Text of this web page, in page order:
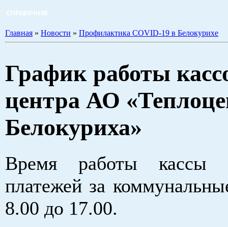
СПРАВОЧНОЕ
Главная » Новости » Профилактика COVID-19 в Белокурихе
График работы
центра АО
Белокуриха»
Время работы кассы
платежей за
8.00 до 17.00.